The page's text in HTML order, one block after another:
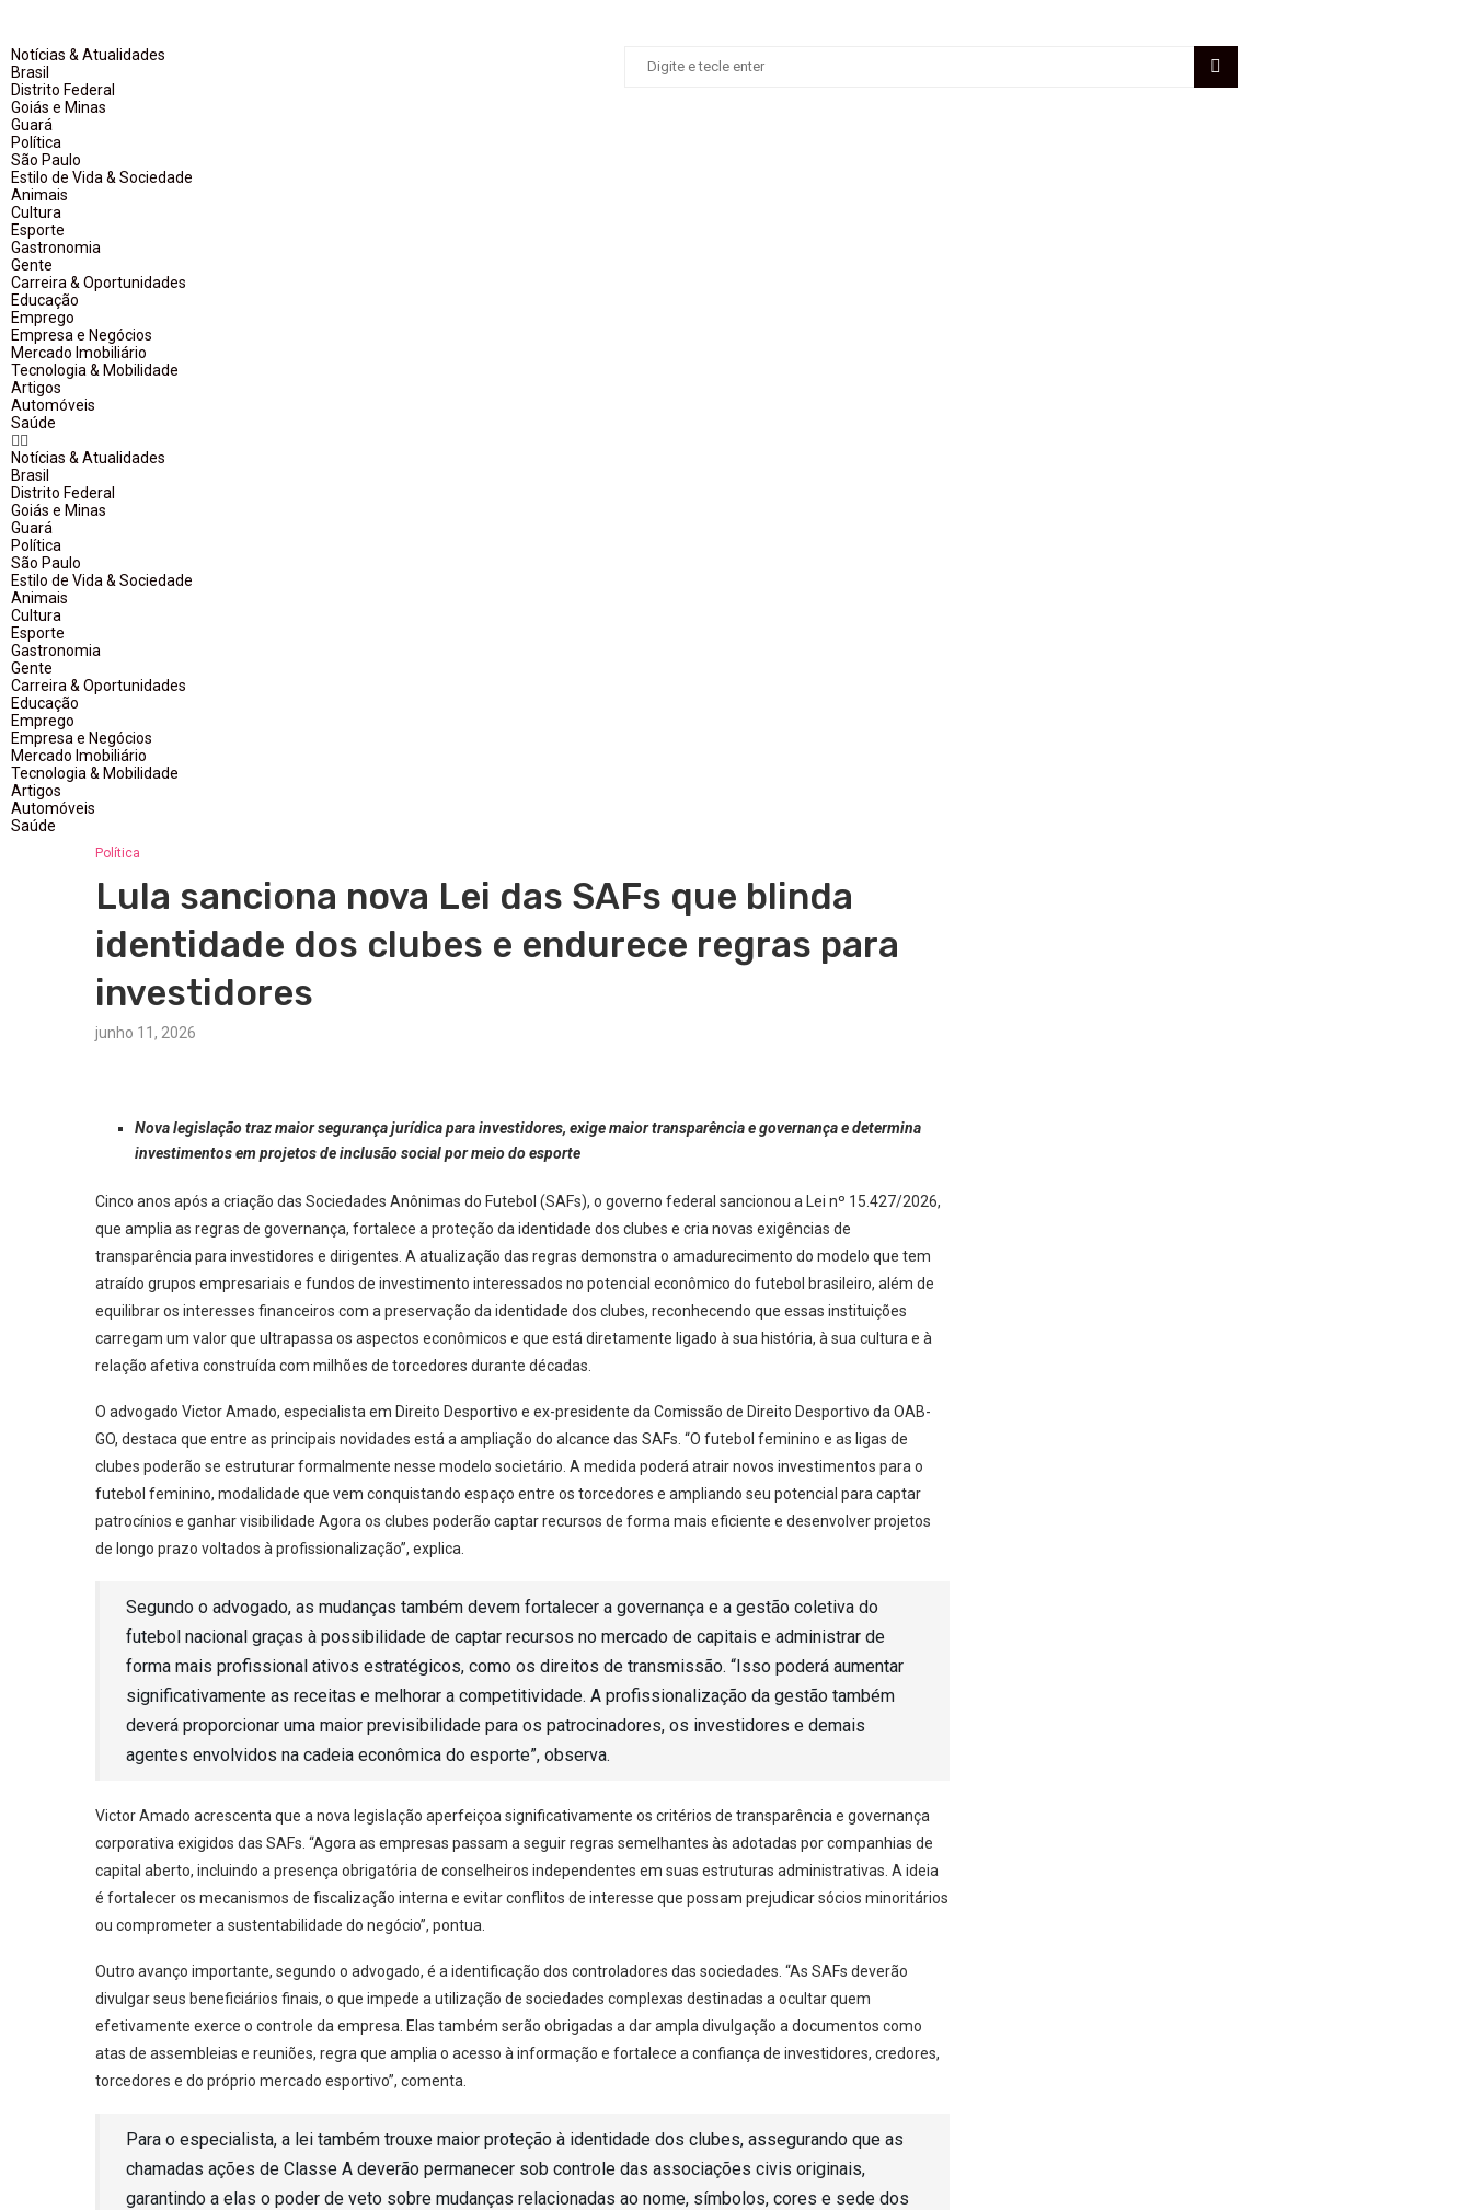
Notícias & Atualidades
Brasil
Distrito Federal
Goiás e Minas
Guará
Política
São Paulo
Estilo de Vida & Sociedade
Animais
Cultura
Esporte
Gastronomia
Gente
Carreira & Oportunidades
Educação
Emprego
Empresa e Negócios
Mercado Imobiliário
Tecnologia & Mobilidade
Artigos
Automóveis
Saúde
Notícias & Atualidades
Brasil
Distrito Federal
Goiás e Minas
Guará
Política
São Paulo
Estilo de Vida & Sociedade
Animais
Cultura
Esporte
Gastronomia
Gente
Carreira & Oportunidades
Educação
Emprego
Empresa e Negócios
Mercado Imobiliário
Tecnologia & Mobilidade
Artigos
Automóveis
Saúde
Política
Lula sanciona nova Lei das SAFs que blinda
identidade dos clubes e endurece regras para
investidores
junho 11, 2026
Nova legislação traz maior segurança jurídica para investidores, exige maior transparência e governança e determina
investimentos em projetos de inclusão social por meio do esporte
Cinco anos após a criação das Sociedades Anônimas do Futebol (SAFs), o governo federal sancionou a Lei nº 15.427/2026,
que amplia as regras de governança, fortalece a proteção da identidade dos clubes e cria novas exigências de
transparência para investidores e dirigentes. A atualização das regras demonstra o amadurecimento do modelo que tem
atraído grupos empresariais e fundos de investimento interessados no potencial econômico do futebol brasileiro, além de
equilibrar os interesses financeiros com a preservação da identidade dos clubes, reconhecendo que essas instituições
carregam um valor que ultrapassa os aspectos econômicos e que está diretamente ligado à sua história, à sua cultura e à
relação afetiva construída com milhões de torcedores durante décadas.
O advogado Victor Amado, especialista em Direito Desportivo e ex-presidente da Comissão de Direito Desportivo da OAB-
GO, destaca que entre as principais novidades está a ampliação do alcance das SAFs. “O futebol feminino e as ligas de
clubes poderão se estruturar formalmente nesse modelo societário. A medida poderá atrair novos investimentos para o
futebol feminino, modalidade que vem conquistando espaço entre os torcedores e ampliando seu potencial para captar
patrocínios e ganhar visibilidade Agora os clubes poderão captar recursos de forma mais eficiente e desenvolver projetos
de longo prazo voltados à profissionalização”, explica.
Segundo o advogado, as mudanças também devem fortalecer a governança e a gestão coletiva do
futebol nacional graças à possibilidade de captar recursos no mercado de capitais e administrar de
forma mais profissional ativos estratégicos, como os direitos de transmissão. “Isso poderá aumentar
significativamente as receitas e melhorar a competitividade. A profissionalização da gestão também
deverá proporcionar uma maior previsibilidade para os patrocinadores, os investidores e demais
agentes envolvidos na cadeia econômica do esporte”, observa.
Victor Amado acrescenta que a nova legislação aperfeiçoa significativamente os critérios de transparência e governança
corporativa exigidos das SAFs. “Agora as empresas passam a seguir regras semelhantes às adotadas por companhias de
capital aberto, incluindo a presença obrigatória de conselheiros independentes em suas estruturas administrativas. A ideia
é fortalecer os mecanismos de fiscalização interna e evitar conflitos de interesse que possam prejudicar sócios minoritários
ou comprometer a sustentabilidade do negócio”, pontua.
Outro avanço importante, segundo o advogado, é a identificação dos controladores das sociedades. “As SAFs deverão
divulgar seus beneficiários finais, o que impede a utilização de sociedades complexas destinadas a ocultar quem
efetivamente exerce o controle da empresa. Elas também serão obrigadas a dar ampla divulgação a documentos como
atas de assembleias e reuniões, regra que amplia o acesso à informação e fortalece a confiança de investidores, credores,
torcedores e do próprio mercado esportivo”, comenta.
Para o especialista, a lei também trouxe maior proteção à identidade dos clubes, assegurando que as
chamadas ações de Classe A deverão permanecer sob controle das associações civis originais,
garantindo a elas o poder de veto sobre mudanças relacionadas ao nome, símbolos, cores e sede dos